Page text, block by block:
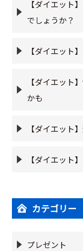
【ダイエット
でしょうか？
【ダイエット
【ダイエット
かも
【ダイエット
【ダイエット
カテゴリー
プレゼント